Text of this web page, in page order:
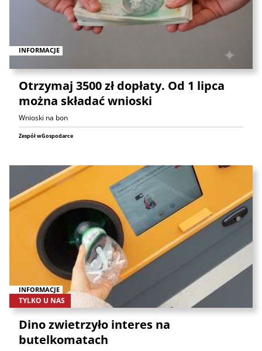
INFORMACJE
Otrzymaj 3500 zł dopłaty. Od 1 lipca
można składać wnioski
Wnioski na bon
Zespół wGospodarce
INFORMACJE
TYLKO U NAS
Dino zwietrzyło interes na
butelkomatach